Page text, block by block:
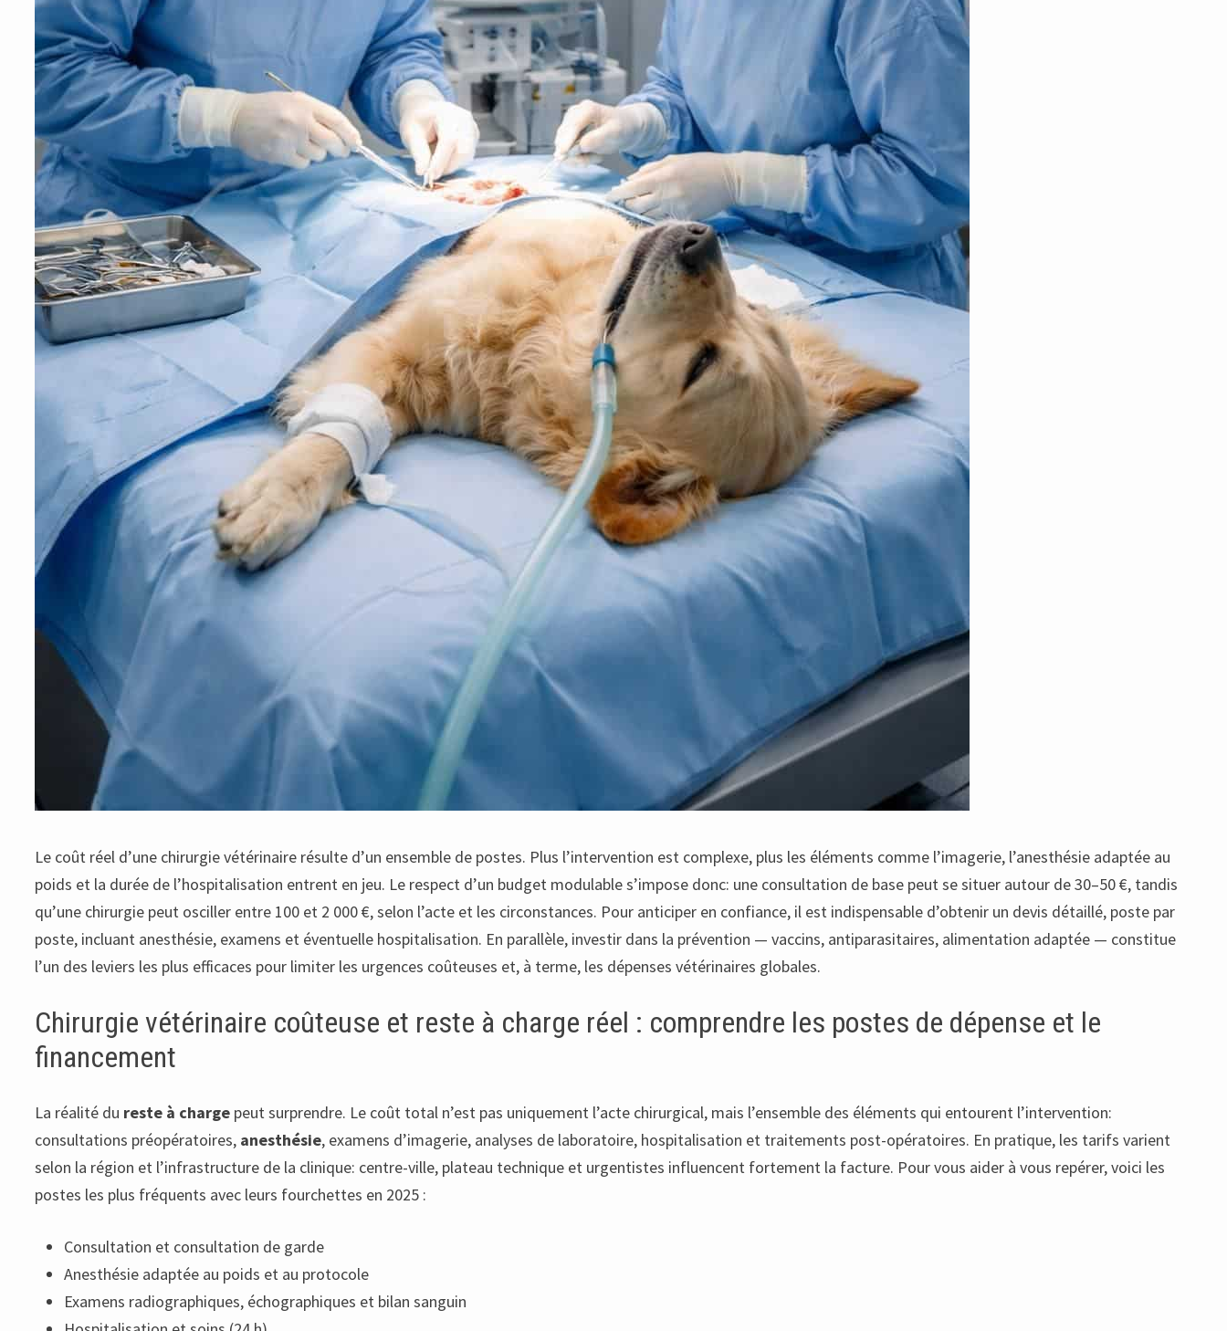
Le coût réel d’une chirurgie vétérinaire résulte d’un ensemble de postes. Plus l’intervention est complexe, plus les éléments comme l’imagerie, l’anesthésie adaptée au
poids et la durée de l’hospitalisation entrent en jeu. Le respect d’un budget modulable s’impose donc: une consultation de base peut se situer autour de 30–50 €, tandis
qu’une chirurgie peut osciller entre 100 et 2 000 €, selon l’acte et les circonstances. Pour anticiper en confiance, il est indispensable d’obtenir un devis détaillé, poste par
poste, incluant anesthésie, examens et éventuelle hospitalisation. En parallèle, investir dans la prévention — vaccins, antiparasitaires, alimentation adaptée — constitue
l’un des leviers les plus efficaces pour limiter les urgences coûteuses et, à terme, les dépenses vétérinaires globales.
Chirurgie vétérinaire coûteuse et reste à charge réel : comprendre les postes de dépense et le
financement
La réalité du reste à charge peut surprendre. Le coût total n’est pas uniquement l’acte chirurgical, mais l’ensemble des éléments qui entourent l’intervention:
consultations préopératoires, anesthésie, examens d’imagerie, analyses de laboratoire, hospitalisation et traitements post-opératoires. En pratique, les tarifs varient
selon la région et l’infrastructure de la clinique: centre-ville, plateau technique et urgentistes influencent fortement la facture. Pour vous aider à vous repérer, voici les
postes les plus fréquents avec leurs fourchettes en 2025 :
Consultation et consultation de garde
Anesthésie adaptée au poids et au protocole
Examens radiographiques, échographiques et bilan sanguin